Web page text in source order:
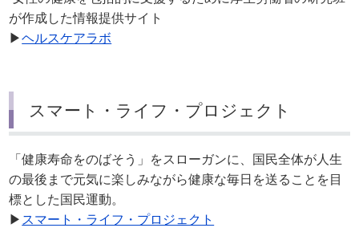
が作成した情報提供サイト
▶ヘルスケアラボ
スマート・ライフ・プロジェクト
「健康寿命をのばそう」をスローガンに、国民全体が人生
の最後まで元気に楽しみながら健康な毎日を送ることを目
標とした国民運動。
▶ スマート・ライフ・プロジェクト